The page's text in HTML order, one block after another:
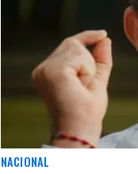
NACIONAL